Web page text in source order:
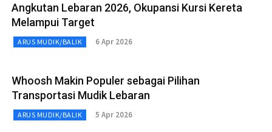
Angkutan Lebaran 2026, Okupansi Kursi Kereta
Melampui Target
ARUS MUDIK/BALIK 6 Apr 2026
Whoosh Makin Populer sebagai Pilihan
Transportasi Mudik Lebaran
ARUS MUDIK/BALIK 5 Apr 2026